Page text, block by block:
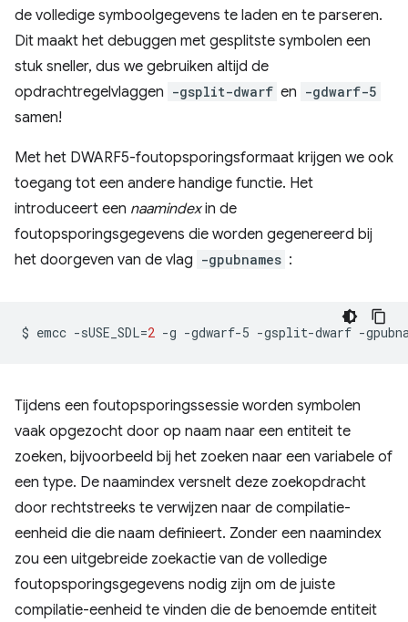
de volledige symboolgegevens te laden en te parseren.
Dit maakt het debuggen met gesplitste symbolen een
stuk sneller, dus we gebruiken altijd de
opdrachtregelvlaggen -gsplit-dwarf en -gdwarf-5
samen!
Met het DWARF5-foutopsporingsformaat krijgen we ook
toegang tot een andere handige functie. Het
introduceert een naamindexin de
foutopsporingsgegevens die worden gegenereerd bij
het doorgeven van de vlag -gpubnames :
$ emcc -sUSE_SDL=2 -g -gdwarf-5 -gsplit-dwarf -
Tijdens een foutopsporingssessie worden symbolen
vaak opgezocht door op naam naar een entiteit te
zoeken, bijvoorbeeld bij het zoeken naar een variabele of
een type. De naamindex versnelt deze zoekopdracht
door rechtstreeks te verwijzen naar de compilatie-
eenheid die die naam definieert. Zonder een naamindex
zou een uitgebreide zoekactie van de volledige
foutopsporingsgegevens nodig zijn om de juiste
compilatie-eenheid te vinden die de benoemde entiteit